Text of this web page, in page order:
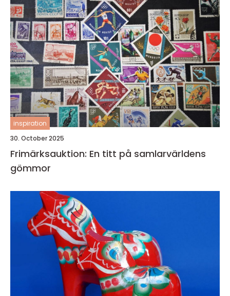
inspiration
30. October 2025
Frimärksauktion: En titt på samlarvärldens
gömmor